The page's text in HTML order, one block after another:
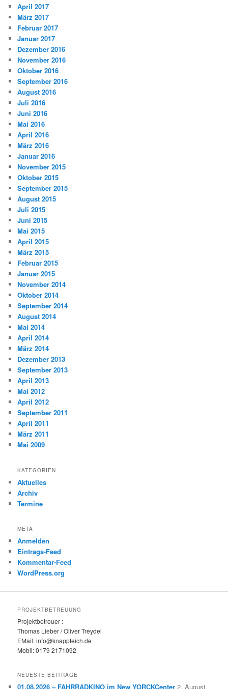
April 2017
März 2017
Februar 2017
Januar 2017
Dezember 2016
November 2016
Oktober 2016
September 2016
August 2016
Juli 2016
Juni 2016
Mai 2016
April 2016
März 2016
Januar 2016
November 2015
Oktober 2015
September 2015
August 2015
Juli 2015
Juni 2015
Mai 2015
April 2015
März 2015
Februar 2015
Januar 2015
November 2014
Oktober 2014
September 2014
August 2014
Mai 2014
April 2014
März 2014
Dezember 2013
September 2013
April 2013
Mai 2012
April 2012
September 2011
April 2011
März 2011
Mai 2009
KATEGORIEN
Aktuelles
Archiv
Termine
META
Anmelden
Eintrags-Feed
Kommentar-Feed
WordPress.org
PROJEKTBETREUUNG
Projektbetreuer :
Thomas Lieber / Oliver Treydel
EMail: info@knappteich.de
Mobil: 0179 2171092
NEUESTE BEITRÄGE
01.08.2026 – FAHRRADKINO im New YORCKCenter 2. August